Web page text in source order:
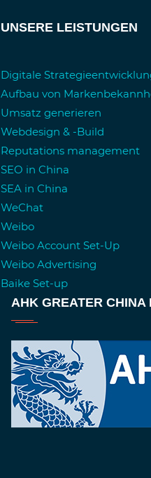
UNSERE LEISTUNGEN
Digitale
Aufbau von
Umsatz generieren
Webdesign & -Build
Reputations management
SEO in China
SEA in China
WeChat
Weibo
Weibo Account Set-Up
Weibo Advertising
Baike Set-up
AHK GREATER CHINA